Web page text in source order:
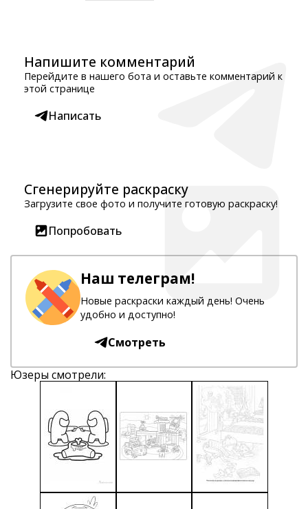
Напишите комментарий
Перейдите в нашего бота и оставьте комментарий к
этой странице
Написать
Сгенерируйте раскраску
Загрузите свое фото и получите готовую раскраску!
Попробовать
Наш телеграм!
Новые раскраски каждый день! Очень
удобно и доступно!
Смотреть
Юзеры смотрели: